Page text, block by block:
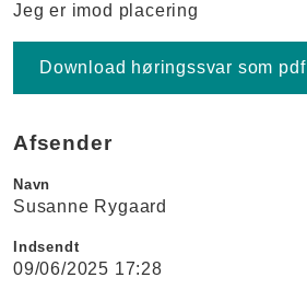
Jeg er imod placering
Download høringssvar som pdf
Afsender
Navn
Susanne Rygaard
Indsendt
09/06/2025 17:28